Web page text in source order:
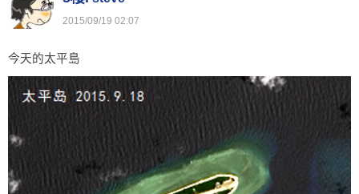
2015/09/19 02:07
今天的太平島